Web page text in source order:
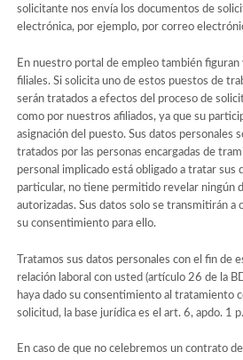
solicitante nos envía los documentos de
electrónica, por ejemplo, por correo
En nuestro portal de empleo también figuran
filiales. Si solicita uno de estos puestos de
serán tratados a efectos del proceso de
como por nuestros afiliados, ya que su
asignación del puesto. Sus datos personales
tratados por las personas encargadas de
personal implicado está obligado a tratar sus
particular, no tiene permitido revelar ningún
autorizadas. Sus datos solo se transmitirán a
su consentimiento para ello.
Tratamos sus datos personales con el fin de
relación laboral con usted (artículo 26 de la
haya dado su consentimiento al tratamiento
solicitud, la base jurídica es el art. 6, apdo. 1
En caso de que no celebremos un contrato